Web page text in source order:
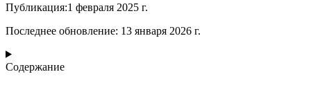
Публикация:1 февраля 2025 г.
Последнее обновление: 13 января 2026 г.
Содержание